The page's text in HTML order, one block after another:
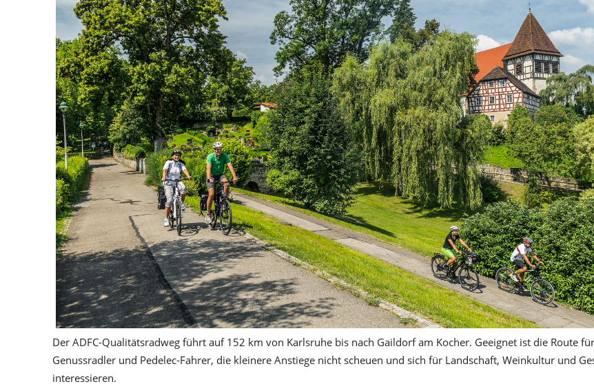
Der ADFC-Qualitätsradweg führt auf 152 km von Karlsruhe bis nach Gaildorf am Kocher. Geeignet ist die Route für
Genussradler und Pedelec-Fahrer, die kleinere Anstiege nicht scheuen und sich für Landschaft, Weinkultur und
interessieren.